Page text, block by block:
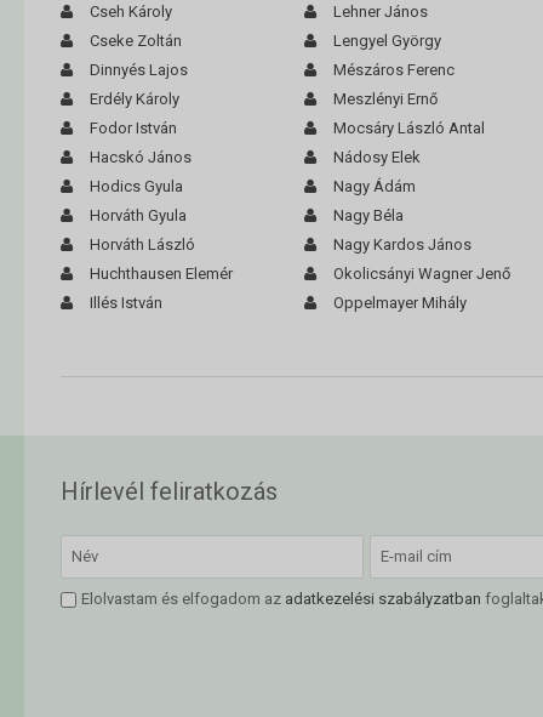
Cseh Károly
Cseke Zoltán
Dinnyés Lajos
Erdély Károly
Fodor István
Hacskó János
Hodics Gyula
Horváth Gyula
Horváth László
Huchthausen Elemér
Illés István
Lehner János
Lengyel György
Mészáros Ferenc
Meszlényi Ernő
Mocsáry László Antal
Nádosy Elek
Nagy Ádám
Nagy Béla
Nagy Kardos János
Okolicsányi Wagner Jenő
Oppelmayer Mihály
Hírlevél feliratkozás
Elolvastam és elfogadom az adatkezelési szabályzatban